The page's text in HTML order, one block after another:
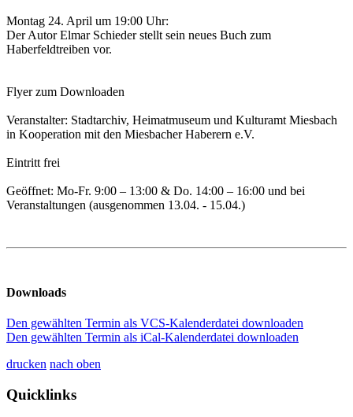
Montag 24. April um 19:00 Uhr:
Der Autor Elmar Schieder stellt sein neues Buch zum
Haberfeldtreiben vor.
Flyer zum Downloaden
Veranstalter: Stadtarchiv, Heimatmuseum und Kulturamt Miesbach
in Kooperation mit den Miesbacher Haberern e.V.
Eintritt frei
Geöffnet: Mo-Fr. 9:00 – 13:00 & Do. 14:00 – 16:00 und bei
Veranstaltungen (ausgenommen 13.04. - 15.04.)
Downloads
Den gewählten Termin als VCS-Kalenderdatei downloaden
Den gewählten Termin als iCal-Kalenderdatei downloaden
drucken nach oben
Quicklinks